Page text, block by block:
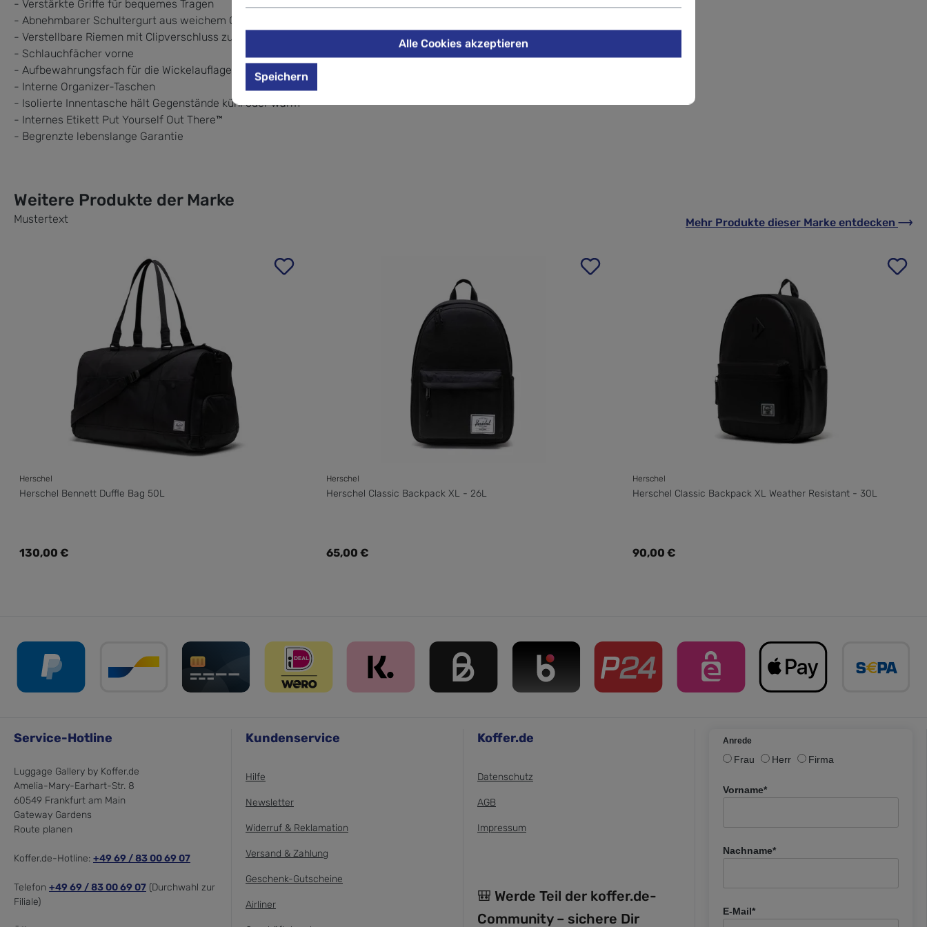
- Verstärkte Griffe für bequemes Tragen
- Abnehmbarer Schultergurt aus weichem Gurtband mit EVA-Polsterung für bequemes Tragen
- Verstellbare Riemen mit Clipverschluss zum Befestigen am Kinderwagen
- Schlauchfächer vorne
- Aufbewahrungsfach für die Wickelauflage
- Interne Organizer-Taschen
- Isolierte Innentasche hält Gegenstände kühl oder warm
- Internes Etikett Put Yourself Out There™
- Begrenzte lebenslange Garantie
Weitere Produkte der Marke
Mustertext Mehr Produkte dieser Marke entdecken
Produktgalerie überspringen
Herschel
Herschel Bennett Duffle Bag 50L
Regulärer Preis:
130,00 €
Herschel
Herschel Classic Backpack XL - 26L
Regulärer Preis:
65,00 €
Herschel
Herschel Classic Backpack XL Weather Resistant - 30L
Regulärer Preis:
90,00 €
Service-Hotline
Luggage Gallery by Koffer.de
Amelia-Mary-Earhart-Str. 8
60549 Frankfurt am Main
Gateway Gardens
Route planen
Koffer.de-Hotline: +49 69 / 83 00 69 07
Telefon +49 69 / 83 00 69 07 (Durchwahl zur
Filiale)
Kundenservice
Hilfe
Newsletter
Widerruf & Reklamation
Versand & Zahlung
Geschenk-Gutscheine
Airliner
Koffer.de
Datenschutz
AGB
Impressum
🎒 Werde Teil der koffer.de-
Community – sichere Dir
Anrede
Frau Herr Firma
Vorname*
Nachname*
E-Mail*
Alle Cookies akzeptieren
Speichern